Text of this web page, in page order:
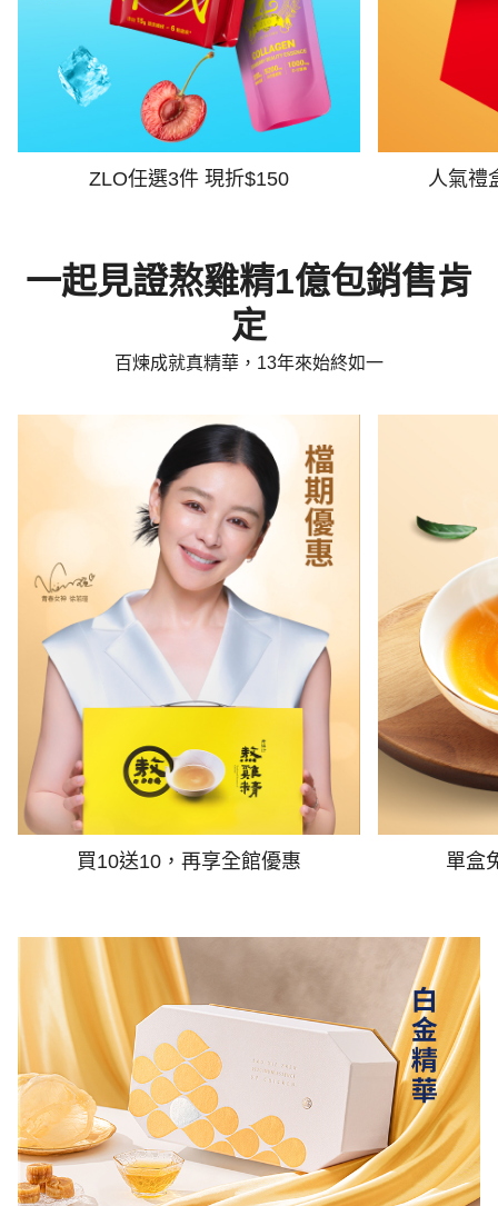
ZLO任選3件 現折$150 人氣禮
一起見證熬雞精1億包銷售肯
定
百煉成就真精華，13年來始終如一
買10送10，再享全館優惠 單盒